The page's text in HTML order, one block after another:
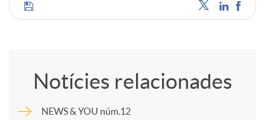
C
Notícies relacionades
NEWS & YOU núm.12